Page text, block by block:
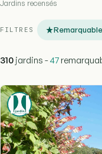
Jardins recensés
FILTRES
310 jardins -47